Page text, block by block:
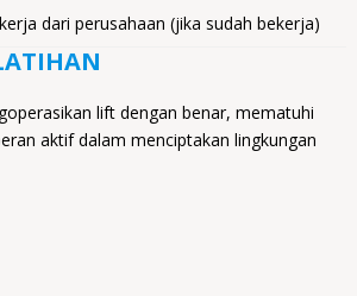
dari perusahaan (jika sudah bekerja)
lift dengan benar, mematuhi
aktif dalam menciptakan lingkungan